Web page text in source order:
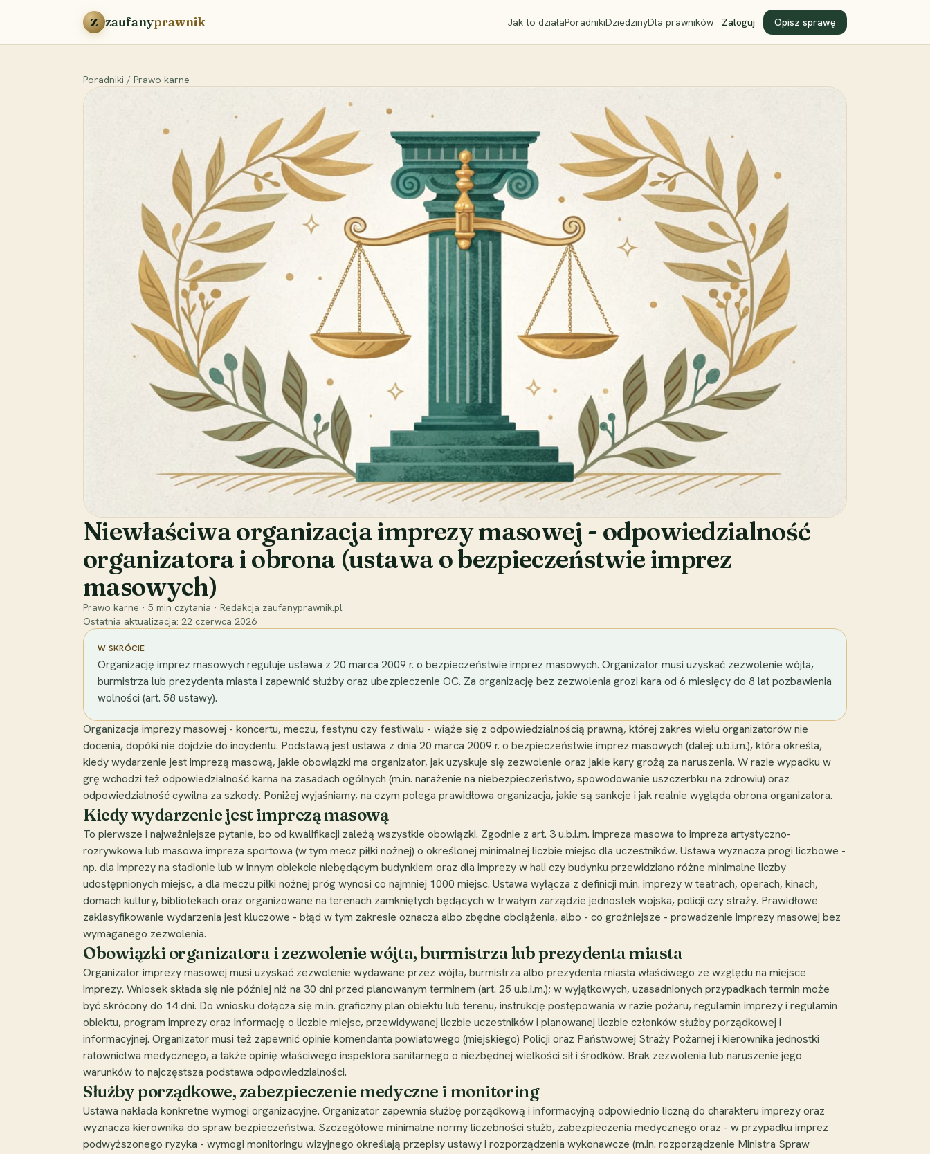
Przejdź do treści
Z zaufanyprawnik Jak to działaPoradnikiDziedzinyDla prawników Zaloguj Opisz sprawę
Poradniki / Prawo karne
Niewłaściwa organizacja imprezy masowej - odpowiedzialność
organizatora i obrona (ustawa o bezpieczeństwie imprez
masowych)
Prawo karne · 5 min czytania · Redakcja zaufanyprawnik.pl
Ostatnia aktualizacja: 22 czerwca 2026
W SKRÓCIE
Organizację imprez masowych reguluje ustawa z 20 marca 2009 r. o bezpieczeństwie imprez masowych. Organizator musi uzyskać zezwolenie wójta,
burmistrza lub prezydenta miasta i zapewnić służby oraz ubezpieczenie OC. Za organizację bez zezwolenia grozi kara od 6 miesięcy do 8 lat pozbawienia
wolności (art. 58 ustawy).
Organizacja imprezy masowej - koncertu, meczu, festynu czy festiwalu - wiąże się z odpowiedzialnością prawną, której zakres wielu organizatorów nie
docenia, dopóki nie dojdzie do incydentu. Podstawą jest ustawa z dnia 20 marca 2009 r. o bezpieczeństwie imprez masowych (dalej: u.b.i.m.), która określa,
kiedy wydarzenie jest imprezą masową, jakie obowiązki ma organizator, jak uzyskuje się zezwolenie oraz jakie kary grożą za naruszenia. W razie wypadku w
grę wchodzi też odpowiedzialność karna na zasadach ogólnych (m.in. narażenie na niebezpieczeństwo, spowodowanie uszczerbku na zdrowiu) oraz
odpowiedzialność cywilna za szkody. Poniżej wyjaśniamy, na czym polega prawidłowa organizacja, jakie są sankcje i jak realnie wygląda obrona organizatora.
Kiedy wydarzenie jest imprezą masową
To pierwsze i najważniejsze pytanie, bo od kwalifikacji zależą wszystkie obowiązki. Zgodnie z art. 3 u.b.i.m. impreza masowa to impreza artystyczno-
rozrywkowa lub masowa impreza sportowa (w tym mecz piłki nożnej) o określonej minimalnej liczbie miejsc dla uczestników. Ustawa wyznacza progi liczbowe -
np. dla imprezy na stadionie lub w innym obiekcie niebędącym budynkiem oraz dla imprezy w hali czy budynku przewidziano różne minimalne liczby
udostępnionych miejsc, a dla meczu piłki nożnej próg wynosi co najmniej 1000 miejsc. Ustawa wyłącza z definicji m.in. imprezy w teatrach, operach, kinach,
domach kultury, bibliotekach oraz organizowane na terenach zamkniętych będących w trwałym zarządzie jednostek wojska, policji czy straży. Prawidłowe
zaklasyfikowanie wydarzenia jest kluczowe - błąd w tym zakresie oznacza albo zbędne obciążenia, albo - co groźniejsze - prowadzenie imprezy masowej bez
wymaganego zezwolenia.
Obowiązki organizatora i zezwolenie wójta, burmistrza lub prezydenta miasta
Organizator imprezy masowej musi uzyskać zezwolenie wydawane przez wójta, burmistrza albo prezydenta miasta właściwego ze względu na miejsce
imprezy. Wniosek składa się nie później niż na 30 dni przed planowanym terminem (art. 25 u.b.i.m.); w wyjątkowych, uzasadnionych przypadkach termin może
być skrócony do 14 dni. Do wniosku dołącza się m.in. graficzny plan obiektu lub terenu, instrukcję postępowania w razie pożaru, regulamin imprezy i regulamin
obiektu, program imprezy oraz informację o liczbie miejsc, przewidywanej liczbie uczestników i planowanej liczbie członków służby porządkowej i
informacyjnej. Organizator musi też zapewnić opinie komendanta powiatowego (miejskiego) Policji oraz Państwowej Straży Pożarnej i kierownika jednostki
ratownictwa medycznego, a także opinię właściwego inspektora sanitarnego o niezbędnej wielkości sił i środków. Brak zezwolenia lub naruszenie jego
warunków to najczęstsza podstawa odpowiedzialności.
Służby porządkowe, zabezpieczenie medyczne i monitoring
Ustawa nakłada konkretne wymogi organizacyjne. Organizator zapewnia służbę porządkową i informacyjną odpowiednio liczną do charakteru imprezy oraz
wyznacza kierownika do spraw bezpieczeństwa. Szczegółowe minimalne normy liczebności służb, zabezpieczenia medycznego oraz - w przypadku imprez
podwyższonego ryzyka - wymogi monitoringu wizyjnego określają przepisy ustawy i rozporządzenia wykonawcze (m.in. rozporządzenie Ministra Spraw